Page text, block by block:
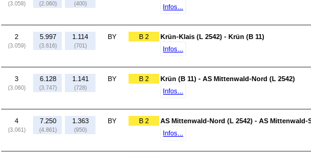
(3.058) (2.060) (400)
Infos...
2
(3.059)
5.997
(3.616)
1.114
(701)
BY B 2
Krün-Klais (L 2542) - Krün (B 11)
Infos...
3
(3.060)
6.128
(3.747)
1.141
(728)
BY B 2
Krün (B 11) - AS Mittenwald-Nord (L 2542)
Infos...
4
(3.061)
7.250
(4.861)
1.363
(950)
BY B 2
AS Mittenwald-Nord (L 2542) - AS Mittenwald-
Infos...